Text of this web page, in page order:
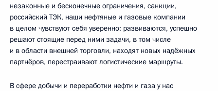
незаконные и бесконечные ограничения, санкции,
российский ТЭК, наши нефтяные и газовые компании
в целом чувствуют себя уверенно: развиваются, успешно
решают стоящие перед ними задачи, в том числе
и в области внешней торговли, находят новых надёжных
партнёров, перестраивают логистические маршруты.
В сфере добычи и переработки нефти и газа у нас